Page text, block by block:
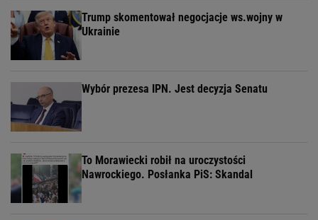
Trump skomentował negocjacje ws.wojny w
Ukrainie
Wybór prezesa IPN. Jest decyzja Senatu
To Morawiecki robił na uroczystości
Nawrockiego. Posłanka PiS: Skandal